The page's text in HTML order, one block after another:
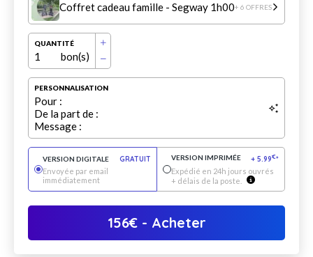
Coffret cadeau famille - Segway 1h00+ 6 OFFRES
QUANTITÉ
1 bon(s)
PERSONNALISATION
Pour :
De la part de :
Message :
VERSION DIGITALE
GRATUIT
Envoyée par email
immédiatement
VERSION IMPRIMÉE + 5.99€*
Expédié en 24h jours ouvrés
+ délais de la poste.
156€- Acheter